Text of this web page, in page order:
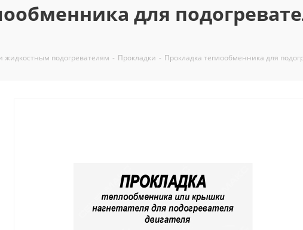
для
жидкостным подогревателям - Прокладки - Прокладка теплообменника для